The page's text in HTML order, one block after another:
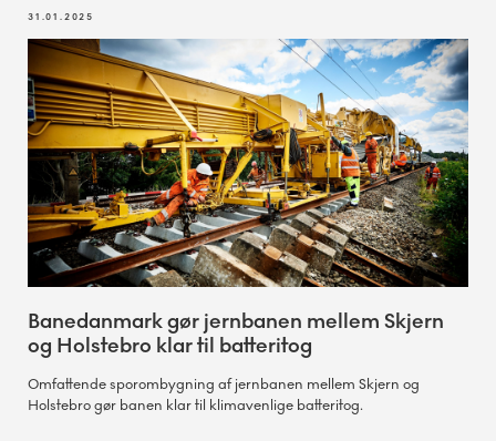
31.01.2025
Banedanmark gør jernbanen mellem Skjern
og Holstebro klar til batteritog
Omfattende sporombygning af jernbanen mellem Skjern og
Holstebro gør banen klar til klimavenlige batteritog.